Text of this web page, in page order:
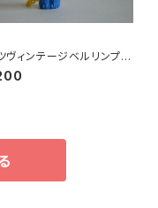
ヴィンテージベルリンプラ
76